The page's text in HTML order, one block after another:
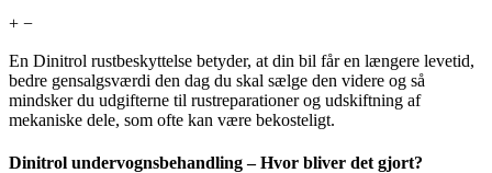
+ −
En Dinitrol rustbeskyttelse betyder, at din bil får en længere levetid,
bedre gensalgsværdi den dag du skal sælge den videre og så
mindsker du udgifterne til rustreparationer og udskiftning af
mekaniske dele, som ofte kan være bekosteligt.
Dinitrol undervognsbehandling – Hvor bliver det gjort?